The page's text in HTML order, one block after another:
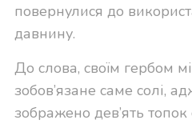
повернулися до
давнину.
До слова, своїм гербом
зобов’язане саме солі,
зображено дев’ять